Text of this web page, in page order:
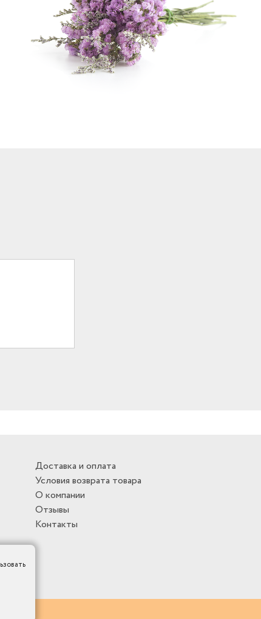
Доставка и оплата
Условия возврата товара
О компании
Отзывы
Контакты